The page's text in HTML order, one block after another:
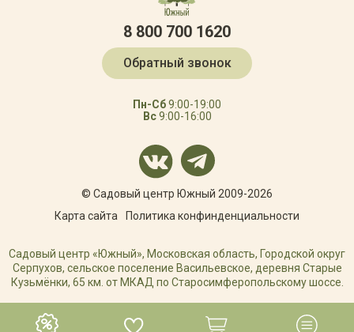
8 800 700 1620
Обратный звонок
Пн-Сб9:00-19:00
Вс9:00-16:00
© Садовый центр Южный 2009-2026
Карта сайта
Политика конфинденциальности
Садовый центр «Южный», Московская область, Городской округ
Серпухов, сельское поселение Васильевское, деревня Старые
Кузьмёнки, 65 км. от МКАД по Старосимферопольскому шоссе.